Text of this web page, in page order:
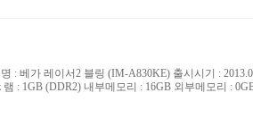
: 베가 레이서2 블링 (IM-A830KE) 출시시기 :
램 : 1GB (DDR2) 내부메모리 : 16GB 외부메모리 :